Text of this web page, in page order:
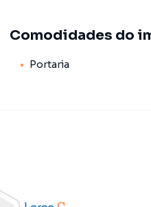
como um dos bairros mais
agendar sua visita! Preço e
Comodidades do
Portaria